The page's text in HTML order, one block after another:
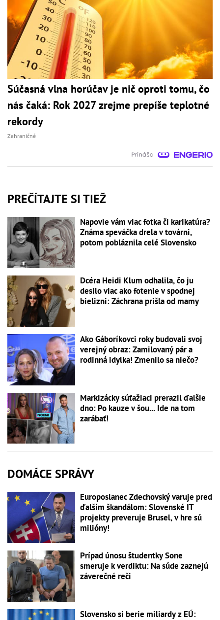
Súčasná vlna horúčav je nič oproti tomu, čo
nás čaká: Rok 2027 zrejme prepíše teplotné
rekordy
Zahraničné
PREČÍTAJTE SI TIEŽ
Napovie vám viac fotka či karikatúra?
Známa speváčka drela v továrni,
potom pobláznila celé Slovensko
Dcéra Heidi Klum odhalila, čo ju
desilo viac ako fotenie v spodnej
bielizni: Záchrana prišla od mamy
Ako Gáboríkovci roky budovali svoj
verejný obraz: Zamilovaný pár a
rodinná idylka! Zmenilo sa niečo?
Markizácky súťažiaci prerazil ďalšie
dno: Po kauze v šou... Ide na tom
zarábať!
DOMÁCE SPRÁVY
Europoslanec Zdechovský varuje pred
ďalším škandálom: Slovenské IT
projekty preveruje Brusel, v hre sú
milióny!
Prípad únosu študentky Sone
smeruje k verdiktu: Na súde zaznejú
záverečné reči
Slovensko si berie miliardy z EÚ: